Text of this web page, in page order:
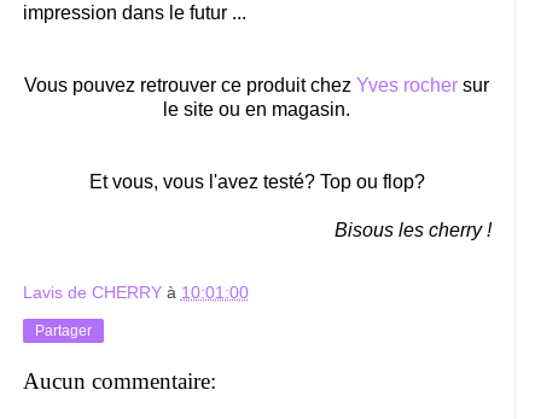
impression dans le futur ...
Vous pouvez retrouver ce produit chezYves rocher sur
le site ou en magasin.
Et vous, vous l'avez testé? Top ou flop?
Bisous les cherry !
Lavis de CHERRY à 10:01:00
Partager
Aucun commentaire: